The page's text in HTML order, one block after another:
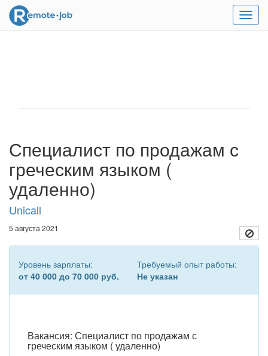
Меню
Специалист по продажам с
греческим языком (
удаленно)
Unicall
5 августа 2021
Уровень зарплаты:
от 40 000 до 70 000 руб.
Требуемый опыт работы:
Не указан
Вакансия: Специалист по продажам с
греческим языком ( удаленно)